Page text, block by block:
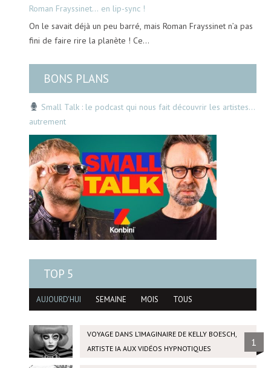
Roman Frayssinet… en lip-sync !
On le savait déjà un peu barré, mais Roman Frayssinet n’a pas
fini de faire rire la planète ! Ce…
BONS PLANS
Small Talk : le podcast qui nous fait découvrir les artistes…
autrement
TOP 5
AUJOURD'HUI SEMAINE MOIS TOUS
VOYAGE DANS L’IMAGINAIRE DE KELLY BOESCH,
ARTISTE IA AUX VIDÉOS HYPNOTIQUES
1